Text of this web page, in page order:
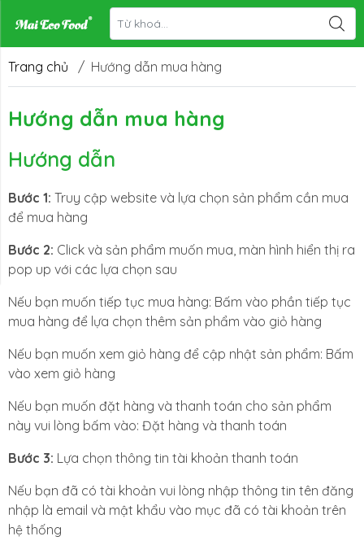
Trang chủ / Hướng dẫn mua hàng
Hướng dẫn mua hàng
Hướng dẫn
Bước 1: Truy cập website và lựa chọn sản phẩm cần mua
để mua hàng
Bước 2: Click và sản phẩm muốn mua, màn hình hiển thị ra
pop up với các lựa chọn sau
Nếu bạn muốn tiếp tục mua hàng: Bấm vào phần tiếp tục
mua hàng để lựa chọn thêm sản phẩm vào giỏ hàng
Nếu bạn muốn xem giỏ hàng để cập nhật sản phẩm: Bấm
vào xem giỏ hàng
Nếu bạn muốn đặt hàng và thanh toán cho sản phẩm
này vui lòng bấm vào: Đặt hàng và thanh toán
Bước 3: Lựa chọn thông tin tài khoản thanh toán
Nếu bạn đã có tài khoản vui lòng nhập thông tin tên đăng
nhập là email và mật khẩu vào mục đã có tài khoản trên
hệ thống